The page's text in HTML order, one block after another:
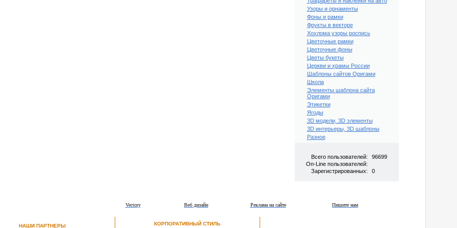
Узоры и орнаменты
Фоны и рамки
Фрукты в векторе
Хохлома узоры роспись
Цветочные рамки
Цветочные фоны
Цветы букеты
Церкви и храмы России
Шаблоны сайтов Оригами
Школа
Элементы шаблона сайта
Оригами
Этикетки
Ягоды
3D модели, 3D элементы
3D интерьеры, 3D шаблоны
Разное
Всего пользователей:
96699
On-Line пользователей:
Зарегистрированных:
0
Пишите нам
Реклама на сайте
Веб дизайн
Vectory
НАШИ ПАРТНЕРЫ КОРПОРАТИВНЫЙ СТИЛЬ